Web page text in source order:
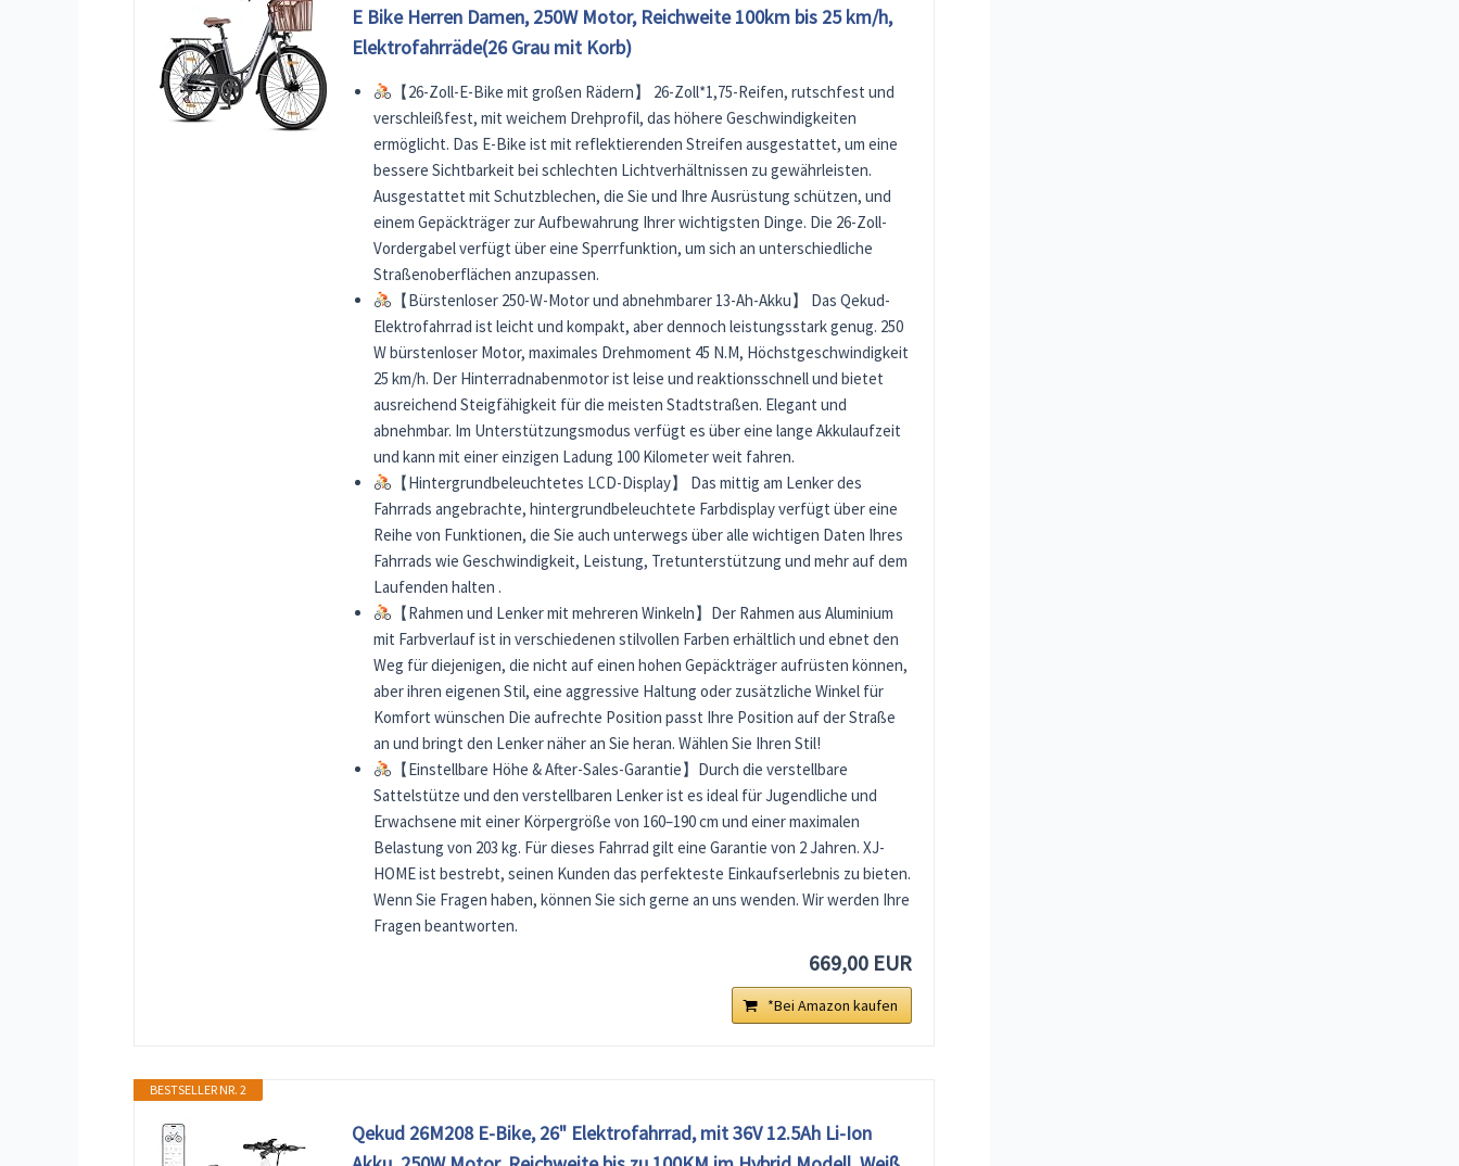
E Bike Herren Damen, 250W Motor, Reichweite 100km bis 25 km/h,
Elektrofahrräde(26 Grau mit Korb)
【26-Zoll-E-Bike mit großen Rädern】 26-Zoll*1,75-Reifen, rutschfest und
verschleißfest, mit weichem Drehprofil, das höhere Geschwindigkeiten
ermöglicht. Das E-Bike ist mit reflektierenden Streifen ausgestattet, um eine
bessere Sichtbarkeit bei schlechten Lichtverhältnissen zu gewährleisten.
Ausgestattet mit Schutzblechen, die Sie und Ihre Ausrüstung schützen, und
einem Gepäckträger zur Aufbewahrung Ihrer wichtigsten Dinge. Die 26-Zoll-
Vordergabel verfügt über eine Sperrfunktion, um sich an unterschiedliche
Straßenoberflächen anzupassen.
【Bürstenloser 250-W-Motor und abnehmbarer 13-Ah-Akku】 Das Qekud-
Elektrofahrrad ist leicht und kompakt, aber dennoch leistungsstark genug. 250
W bürstenloser Motor, maximales Drehmoment 45 N.M, Höchstgeschwindigkeit
25 km/h. Der Hinterradnabenmotor ist leise und reaktionsschnell und bietet
ausreichend Steigfähigkeit für die meisten Stadtstraßen. Elegant und
abnehmbar. Im Unterstützungsmodus verfügt es über eine lange Akkulaufzeit
und kann mit einer einzigen Ladung 100 Kilometer weit fahren.
【Hintergrundbeleuchtetes LCD-Display】 Das mittig am Lenker des
Fahrrads angebrachte, hintergrundbeleuchtete Farbdisplay verfügt über eine
Reihe von Funktionen, die Sie auch unterwegs über alle wichtigen Daten Ihres
Fahrrads wie Geschwindigkeit, Leistung, Tretunterstützung und mehr auf dem
Laufenden halten .
【Rahmen und Lenker mit mehreren Winkeln】Der Rahmen aus Aluminium
mit Farbverlauf ist in verschiedenen stilvollen Farben erhältlich und ebnet den
Weg für diejenigen, die nicht auf einen hohen Gepäckträger aufrüsten können,
aber ihren eigenen Stil, eine aggressive Haltung oder zusätzliche Winkel für
Komfort wünschen Die aufrechte Position passt Ihre Position auf der Straße
an und bringt den Lenker näher an Sie heran. Wählen Sie Ihren Stil!
【Einstellbare Höhe & After-Sales-Garantie】Durch die verstellbare
Sattelstütze und den verstellbaren Lenker ist es ideal für Jugendliche und
Erwachsene mit einer Körpergröße von 160–190 cm und einer maximalen
Belastung von 203 kg. Für dieses Fahrrad gilt eine Garantie von 2 Jahren. XJ-
HOME ist bestrebt, seinen Kunden das perfekteste Einkaufserlebnis zu bieten.
Wenn Sie Fragen haben, können Sie sich gerne an uns wenden. Wir werden Ihre
Fragen beantworten.
669,00 EUR
*Bei Amazon kaufen
BESTSELLER NR. 2
Qekud 26M208 E-Bike, 26" Elektrofahrrad, mit 36V 12.5Ah Li-Ion